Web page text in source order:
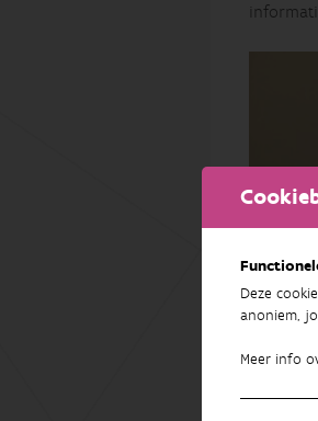
Deze
anoniem,
Meer info